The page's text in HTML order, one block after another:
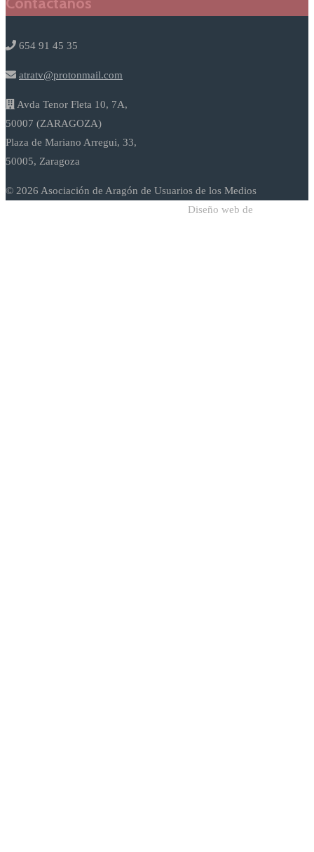
654 91 45 35
atratv@protonmail.com
Avda Tenor Fleta 10, 7A,
50007 (ZARAGOZA)
Plaza de Mariano Arregui, 33,
50005, Zaragoza
© 2026 Asociación de Aragón de Usuarios de los Medios
Diseño web de